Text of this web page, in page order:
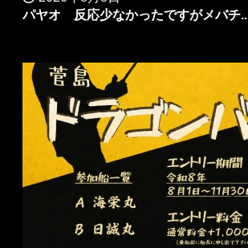
パヤオ 反応少なかったですがメバチ..